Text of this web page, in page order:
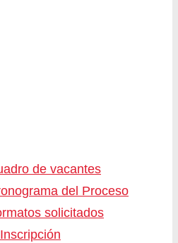
de vacantes
del Proceso
solicitados